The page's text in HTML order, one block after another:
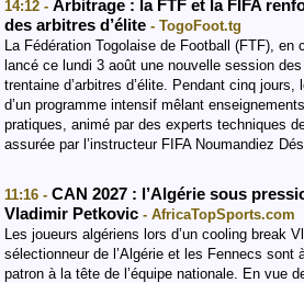
14:12 - Arbitrage : la FTF et la FIFA
des arbitres d’élite - TogoFoot.tg
La Fédération Togolaise de Football (FTF), en
lancé ce lundi 3 août une nouvelle session
trentaine d’arbitres d’élite. Pendant cinq
d’un programme intensif mêlant
pratiques, animé par des experts techniques
assurée par l’instructeur FIFA Noumandiez
11:16 - CAN 2027 : l’Algérie sous
Vladimir Petkovic - AfricaTopSports.com
Les joueurs algériens lors d’un cooling break
sélectionneur de l’Algérie et les Fennecs sont
patron à la tête de l’équipe nationale. En vue